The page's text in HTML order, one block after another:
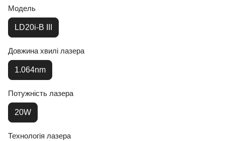
Модель
LD20i-B III
Довжина хвилі лазера
1.064nm
Потужність лазера
20W
Технологія лазера